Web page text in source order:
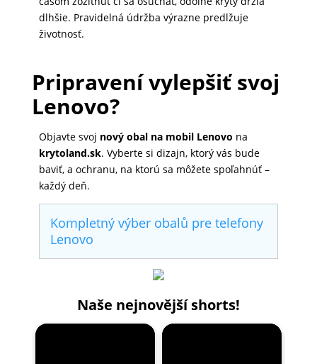
dlhšie. Pravidelná údržba výrazne predlžuje
životnosť.
Pripravení vylepšiť svoj
Lenovo?
Objavte svoj nový obal na mobil Lenovo na
krytoland.sk. Vyberte si dizajn, ktorý vás bude
baviť, a ochranu, na ktorú sa môžete spoľahnúť –
každý deň.
Kompletný výber obalů pre telefony
Lenovo
Naše nejnovější shorts!